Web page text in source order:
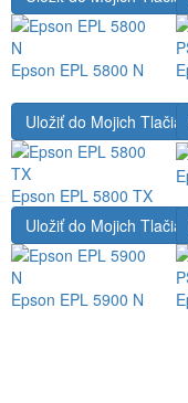
Epson EPL 5800 N
Uložiť do Mojich
Epson EPL 5800 TX
Uložiť do Mojich
Epson EPL 5900 N